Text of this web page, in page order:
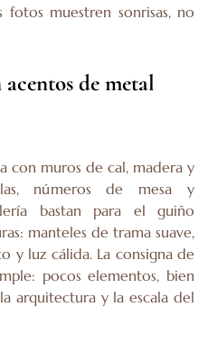
muestren sonrisas, no
de metal
con muros de cal, madera y
números de mesa y
bastan para el guiño
manteles de trama suave,
y luz cálida. La consigna de
pocos elementos, bien
arquitectura y la escala del